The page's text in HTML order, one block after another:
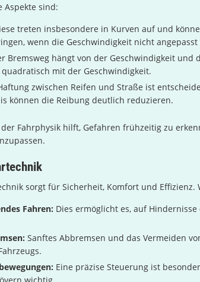
Aspekte sind:
treten insbesondere in Kurven auf und
wenn die Geschwindigkeit nicht
Bremsweg hängt von der Geschwindigkeit und
mit der Geschwindigkeit.
zwischen Reifen und Straße ist
können die Reibung deutlich reduzieren.
Fahrphysik hilft, Gefahren frühzeitig zu
sorgt für Sicherheit, Komfort und Effizienz.
Fahren: Dies ermöglicht es, auf
Sanftes Abbremsen und das Vermeiden
Eine präzise Steuerung ist